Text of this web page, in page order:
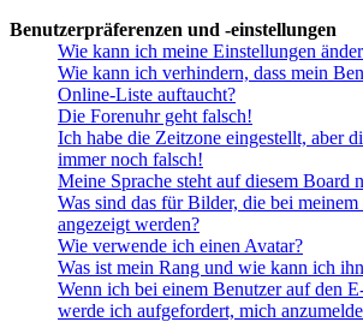
Benutzerpräferenzen und -einstellungen
Wie kann ich meine Einstellungen
Wie kann ich verhindern, dass mein
Online-Liste auftaucht?
Die Forenuhr geht falsch!
Ich habe die Zeitzone eingestellt, aber
immer noch falsch!
Meine Sprache steht auf diesem Board
Was sind das für Bilder, die bei meinem
angezeigt werden?
Wie verwende ich einen Avatar?
Was ist mein Rang und wie kann ich
Wenn ich bei einem Benutzer auf den
werde ich aufgefordert, mich